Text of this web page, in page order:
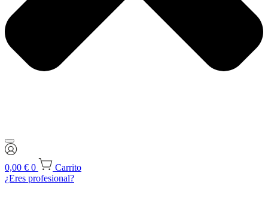
0,00 € 0
Carrito
¿Eres profesional?